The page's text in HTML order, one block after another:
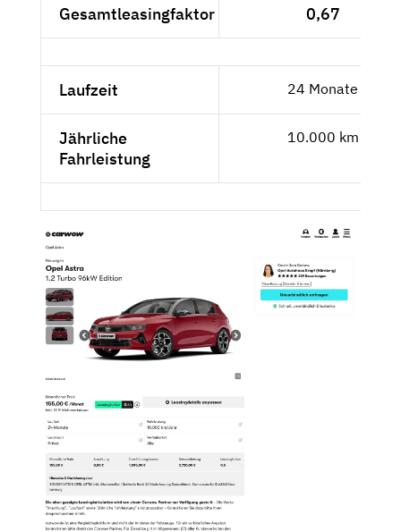
Gesamtleasingfaktor 0,67
Laufzeit 24 Monate
Jährliche
Fahrleistung
10.000 km